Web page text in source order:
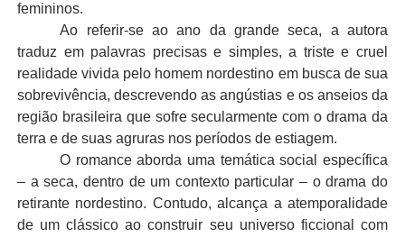
femininos.
Ao referir-se ao ano da grande seca, a autora
traduz em palavras precisas e simples, a triste e cruel
realidade vivida pelo homem nordestino em busca de sua
sobrevivência, descrevendo as angústias e os anseios da
região brasileira que sofre secularmente com o drama da
terra e de suas agruras nos períodos de estiagem.
O romance aborda uma temática social específica
– a seca, dentro de um contexto particular – o drama do
retirante nordestino. Contudo, alcança a atemporalidade
de um clássico ao construir seu universo ficcional com